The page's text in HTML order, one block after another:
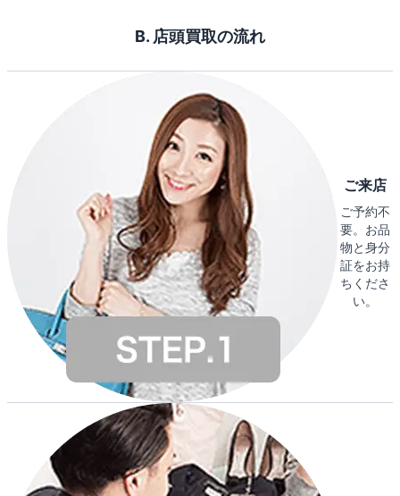
B. 店頭買取の流れ
ご来店
ご予約不
要。お品
物と身分
証をお持
ちくださ
い。